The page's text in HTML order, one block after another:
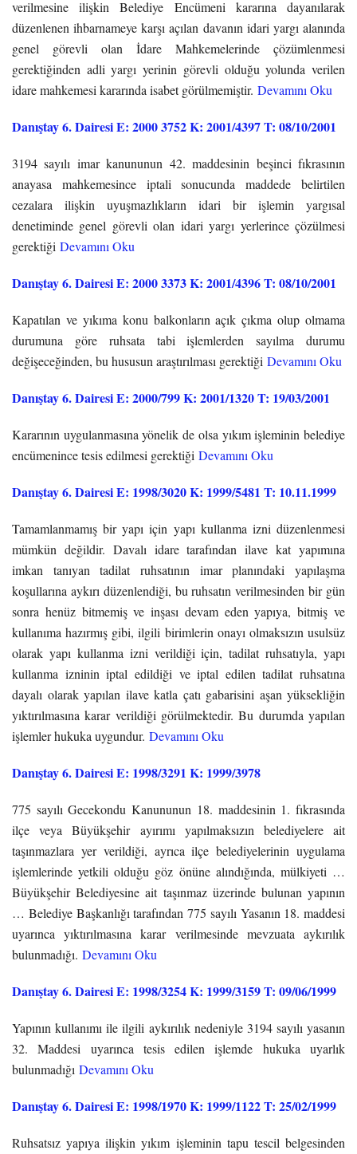
verilmesine ilişkin Belediye Encümeni kararına dayanılarak
düzenlenen ihbarnameye karşı açılan davanın idari yargı alanında
genel görevli olan İdare Mahkemelerinde çözümlenmesi
gerektiğinden adli yargı yerinin görevli olduğu yolunda verilen
idare mahkemesi kararında isabet görülmemiştir. Devamını Oku
Danıştay 6. Dairesi E: 2000 3752 K: 2001/4397 T: 08/10/2001
3194 sayılı imar kanununun 42. maddesinin beşinci fıkrasının
anayasa mahkemesince iptali sonucunda maddede belirtilen
cezalara ilişkin uyuşmazlıkların idari bir işlemin yargısal
denetiminde genel görevli olan idari yargı yerlerince çözülmesi
gerektiği Devamını Oku
Danıştay 6. Dairesi E: 2000 3373 K: 2001/4396 T: 08/10/2001
Kapatılan ve yıkıma konu balkonların açık çıkma olup olmama
durumuna göre ruhsata tabi işlemlerden sayılma durumu
değişeceğinden, bu hususun araştırılması gerektiği Devamını Oku
Danıştay 6. Dairesi E: 2000/799 K: 2001/1320 T: 19/03/2001
Kararının uygulanmasına yönelik de olsa yıkım işleminin belediye
encümenince tesis edilmesi gerektiği Devamını Oku
Danıştay 6. Dairesi E: 1998/3020 K: 1999/5481 T: 10.11.1999
Tamamlanmamış bir yapı için yapı kullanma izni düzenlenmesi
mümkün değildir. Davalı idare tarafından ilave kat yapımına
imkan tanıyan tadilat ruhsatının imar planındaki yapılaşma
koşullarına aykırı düzenlendiği, bu ruhsatın verilmesinden bir gün
sonra henüz bitmemiş ve inşası devam eden yapıya, bitmiş ve
kullanıma hazırmış gibi, ilgili birimlerin onayı olmaksızın usulsüz
olarak yapı kullanma izni verildiği için, tadilat ruhsatıyla, yapı
kullanma izninin iptal edildiği ve iptal edilen tadilat ruhsatına
dayalı olarak yapılan ilave katla çatı gabarisini aşan yüksekliğin
yıktırılmasına karar verildiği görülmektedir. Bu durumda yapılan
işlemler hukuka uygundur. Devamını Oku
Danıştay 6. Dairesi E: 1998/3291 K: 1999/3978
775 sayılı Gecekondu Kanununun 18. maddesinin 1. fıkrasında
ilçe veya Büyükşehir ayırımı yapılmaksızın belediyelere ait
taşınmazlara yer verildiği, ayrıca ilçe belediyelerinin uygulama
işlemlerinde yetkili olduğu göz önüne alındığında, mülkiyeti …
Büyükşehir Belediyesine ait taşınmaz üzerinde bulunan yapının
… Belediye Başkanlığı tarafından 775 sayılı Yasanın 18. maddesi
uyarınca yıktırılmasına karar verilmesinde mevzuata aykırılık
bulunmadığı. Devamını Oku
Danıştay 6. Dairesi E: 1998/3254 K: 1999/3159 T: 09/06/1999
Yapının kullanımı ile ilgili aykırılık nedeniyle 3194 sayılı yasanın
32. Maddesi uyarınca tesis edilen işlemde hukuka uyarlık
bulunmadığı Devamını Oku
Danıştay 6. Dairesi E: 1998/1970 K: 1999/1122 T: 25/02/1999
Ruhsatsız yapıya ilişkin yıkım işleminin tapu tescil belgesinden